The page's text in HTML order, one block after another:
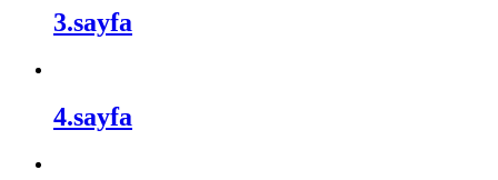
3.sayfa
4.sayfa